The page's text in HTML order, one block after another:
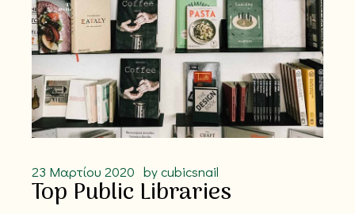
23 Μαρτίου 2020 bycubicsnail
Top Public Libraries